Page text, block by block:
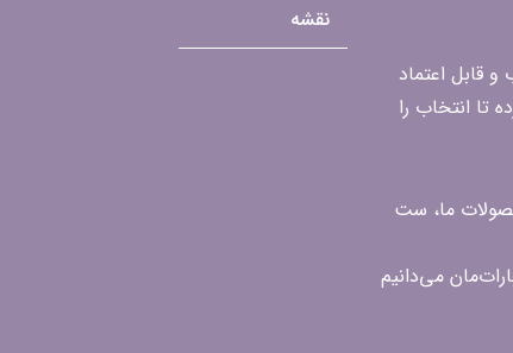
و قابل اعتماد
انتخاب را
ما، ست
نقشه